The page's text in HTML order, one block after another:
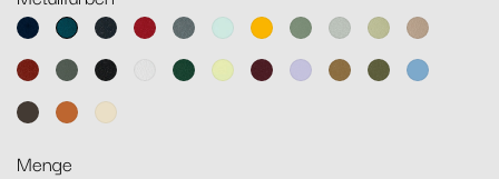
AbyssblauAcapulcoblau
Anthrazit
Chili Gewittergrau
Gletscherminze
HonigKaktusLehmgrau
LindgrünMuskat
OckerRosmarin
Lakritz Baumwollweiß
Zederngrün
Zitronensorbet
Schwarzkirsche
Marshmallo
Lebkuchen
PestoMaya
TonkaKandierte
Latte-
Menge